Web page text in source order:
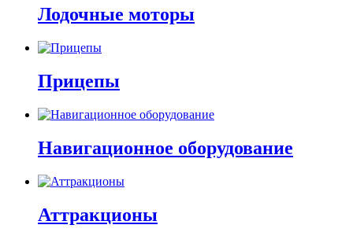
Лодочные моторы
Прицепы
Навигационное оборудование
Аттракционы